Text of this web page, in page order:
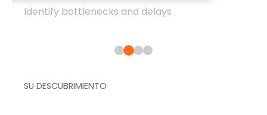
SU DESCUBRIMIENTO
Identify bottlenecks and delays